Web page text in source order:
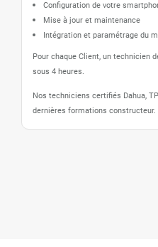
Configuration de votre
Mise à jour et maintenance
Intégration et paramétrage du
Pour chaque Client, un technicien
sous 4 heures.
Nos techniciens certifiés Dahua,
dernières formations constructeur.